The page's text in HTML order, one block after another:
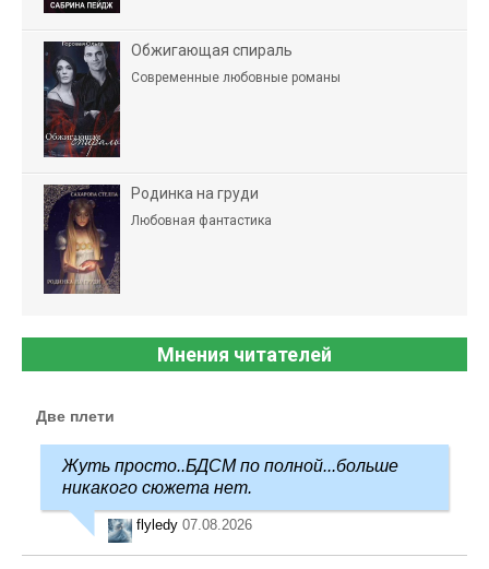
Обжигающая спираль
Современные любовные романы
Родинка на груди
Любовная фантастика
Мнения читателей
Две плети
Жуть просто..БДСМ по полной...больше
никакого сюжета нет.
flyledy 07.08.2026